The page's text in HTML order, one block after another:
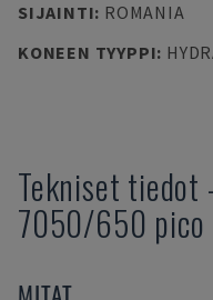
SIJAINTI: ROMANIA
KONEEN TYYPPI:
Tekniset tiedot
7050/650 pico